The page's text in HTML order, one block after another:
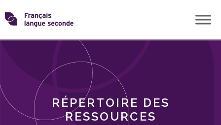
Skip
toTransformons
langue
RÉPERTOIRE DES
RESSOURCES
THÈMES